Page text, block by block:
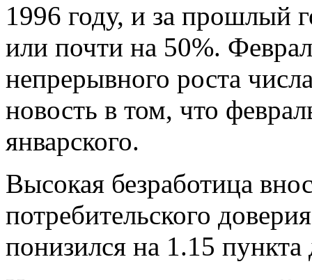
1996 году, и за прошлый
или почти на 50%.
непрерывного роста
новость в том, что
январского.
Высокая безработица
потребительского
понизился на 1.15